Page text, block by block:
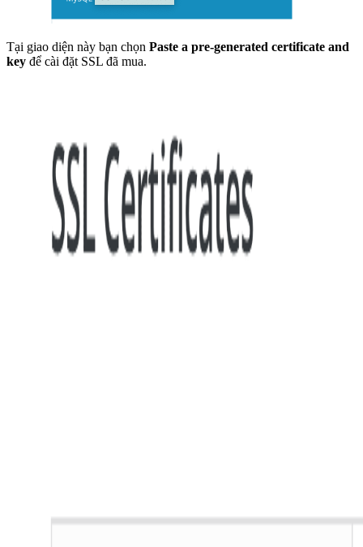
Tại giao diện này bạn chọn Paste a pre-generated certificate and
key để cài đặt SSL đã mua.